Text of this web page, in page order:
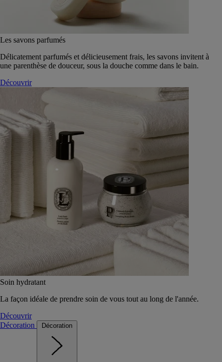
Les savons parfumés
Délicatement parfumés et délicieusement frais, les savons invitent à
une parenthèse de douceur, sous la douche comme dans le bain.
Découvrir
Soin hydratant
La façon idéale de prendre soin de vous tout au long de l'année.
Découvrir
Décoration
Décoration